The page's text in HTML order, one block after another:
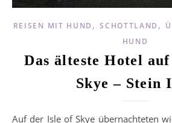
REISEN MIT HUND ,SCHOTTLAND ,
HUND
Das älteste Hotel
Skye – Stein
Auf der Isle of Skye übernachteten wir einige Tage in dem